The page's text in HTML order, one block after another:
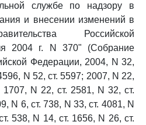
службе по надзору в
и внесении изменений в
Российской
2004 г. N 370" (Собрание
Федерации, 2004, N 32,
N 52, ст. 5597; 2007, N 22,
N 22, ст. 2581, N 32, ст.
N 6, ст. 738, N 33, ст. 4081, N
538, N 14, ст. 1656, N 26, ст.